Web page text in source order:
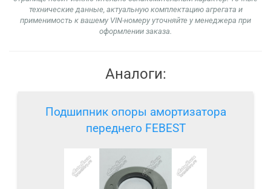
технические данные, актуальную комплектацию агрегата и
применимость к вашему VIN-номеру уточняйте у менеджера при
оформлении заказа.
Аналоги:
Подшипник опоры амортизатора
переднего FEBEST